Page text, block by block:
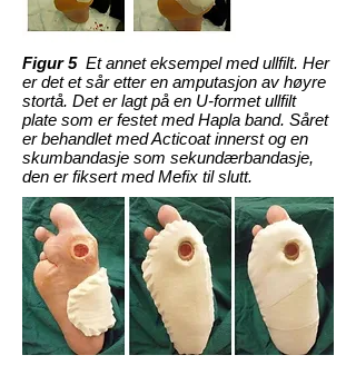
Figur 5 Et annet eksempel med ullfilt. Her
er det et sår etter en amputasjon av høyre
stortå. Det er lagt på en U-formet ullfilt
plate som er festet med Hapla band. Såret
er behandlet med Acticoat innerst og en
skumbandasje som sekundærbandasje,
den er fiksert med Mefix til slutt.